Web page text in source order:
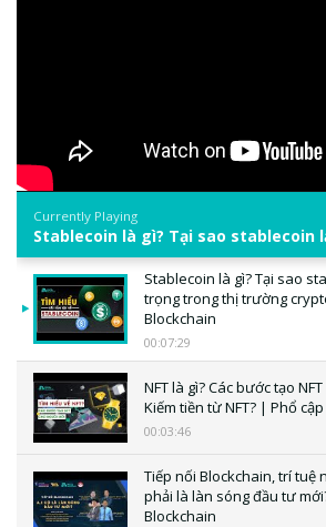
Currently Playing
Stablecoin là gì? Tại sao
trọng trong thị trường
Blockchain
00:07:29
NFT là gì? Các bước tạo
Kiếm tiền từ NFT? | Phổ
00:03:46
Tiếp nối Blockchain, trí tuệ
phải là làn sóng đầu tư
Blockchain